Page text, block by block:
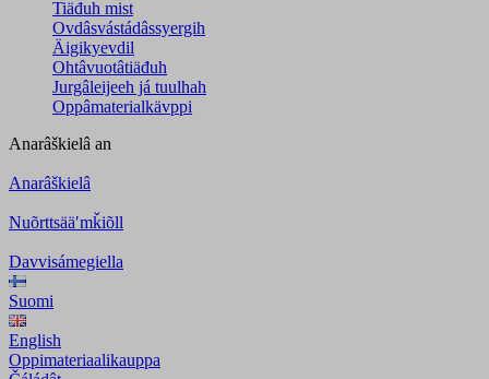
Tiäđuh mist
Ovdâsvástádâssyergih
Äigikyevdil
Ohtâvuotâtiäđuh
Jurgâleijeeh já tuulhah
Oppâmaterialkävppi
Anarâškielâ an
Anarâškielâ
Nuõrttsääʹmǩiõll
Davvisámegiella
Suomi
English
Oppimateriaalikauppa